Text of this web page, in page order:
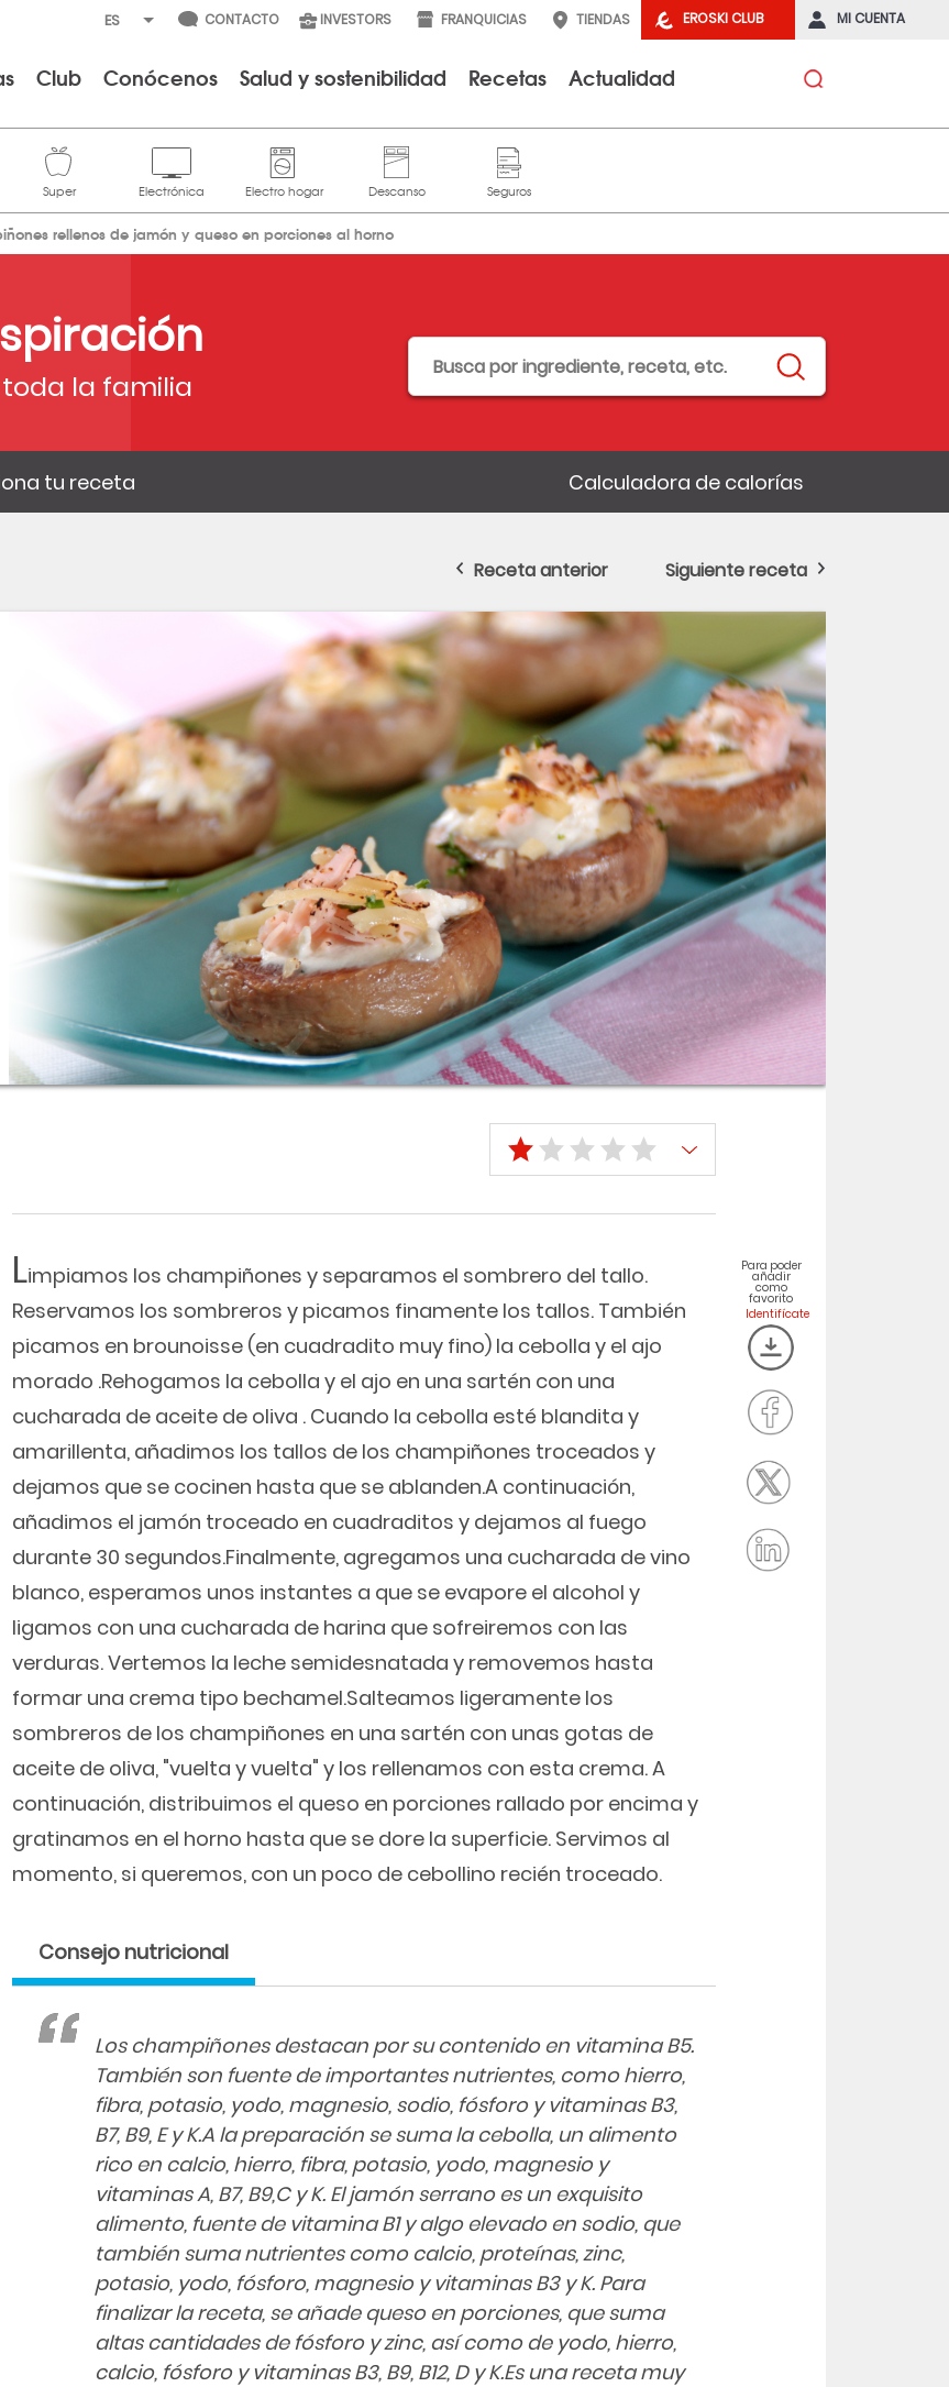
EROSKI CLUB MI CUENTA
CONTACTO INVESTORS FRANQUICIAS TIENDAS
Club Conócenos Salud y sostenibilidad Recetas Actualidad
rellenos de jamón y queso en porciones al horno
la familia
tu receta Calculadora de calorías
Limpiamos los champiñones y separamos el sombrero del tallo.
Reservamos los sombreros y picamos finamente los tallos. También
picamos en brounoisse (en cuadradito muy fino) la cebolla y el ajo
morado .Rehogamos la cebolla y el ajo en una sartén con una
cucharada de aceite de oliva . Cuando la cebolla esté blandita y
amarillenta, añadimos los tallos de los champiñones troceados y
dejamos que se cocinen hasta que se ablanden.A continuación,
añadimos el jamón troceado en cuadraditos y dejamos al fuego
durante 30 segundos.Finalmente, agregamos una cucharada de vino
blanco, esperamos unos instantes a que se evapore el alcohol y
ligamos con una cucharada de harina que sofreiremos con las
verduras. Vertemos la leche semidesnatada y removemos hasta
formar una crema tipo bechamel.Salteamos ligeramente los
sombreros de los champiñones en una sartén con unas gotas de
aceite de oliva, "vuelta y vuelta" y los rellenamos con esta crema. A
continuación, distribuimos el queso en porciones rallado por encima y
gratinamos en el horno hasta que se dore la superficie. Servimos al
momento, si queremos, con un poco de cebollino recién troceado.
Consejo nutricional
Los champiñones destacan por su contenido en vitamina B5.
También son fuente de importantes nutrientes, como hierro,
fibra, potasio, yodo, magnesio, sodio, fósforo y vitaminas B3,
B7, B9, E y K.A la preparación se suma la cebolla, un alimento
rico en calcio, hierro, fibra, potasio, yodo, magnesio y
vitaminas A, B7, B9,C y K. El jamón serrano es un exquisito
alimento, fuente de vitamina B1 y algo elevado en sodio, que
también suma nutrientes como calcio, proteínas, zinc,
potasio, yodo, fósforo, magnesio y vitaminas B3 y K. Para
finalizar la receta, se añade queso en porciones, que suma
altas cantidades de fósforo y zinc, así como de yodo, hierro,
calcio, fósforo y vitaminas B3, B9, B12, D y K.Es una receta muy
Para poder
añadir
como
favorito
Receta anterior Siguiente receta